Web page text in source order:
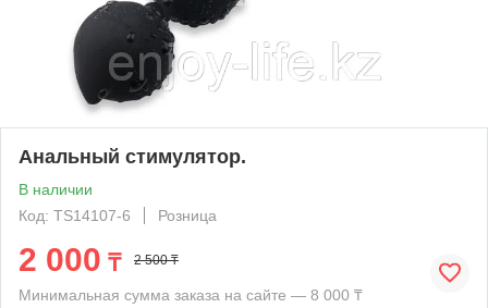
Анальный стимулятор.
В наличии
Код: TS14107-6
Розница
2 000 ₸ 2 500 ₸
Минимальная сумма заказа на сайте — 8 000 ₸